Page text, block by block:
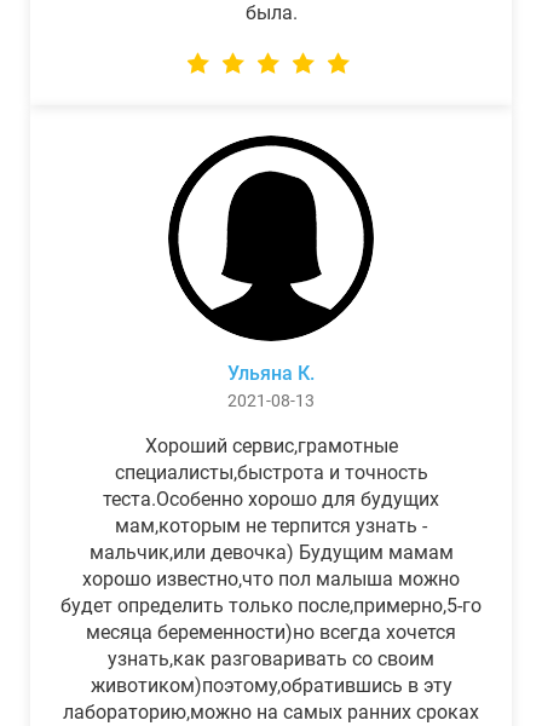
была.
Ульяна К.
2021-08-13
Хороший сервис,грамотные
специалисты,быстрота и точность
теста.Особенно хорошо для будущих
мам,которым не терпится узнать -
мальчик,или девочка) Будущим мамам
хорошо известно,что пол малыша можно
будет определить только после,примерно,5-го
месяца беременности)но всегда хочется
узнать,как разговаривать со своим
животиком)поэтому,обратившись в эту
лабораторию,можно на самых ранних сроках